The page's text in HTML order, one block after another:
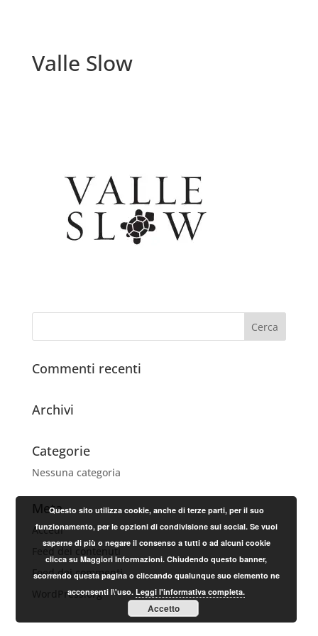
Valle Slow
Commenti recenti
Archivi
Categorie
Nessuna categoria
Meta
Accedi
Feed dei contenuti
Feed dei commenti
WordPress.org
Questo sito utilizza cookie, anche di terze parti, per il suo
funzionamento, per le opzioni di condivisione sui social. Se vuoi
saperne di più o negare il consenso a tutti o ad alcuni cookie
clicca su Maggiori Informazioni. Chiudendo questo banner,
scorrendo questa pagina o cliccando qualunque suo elemento ne
acconsenti l\'uso.Leggi l'informativa completa.
Accetto